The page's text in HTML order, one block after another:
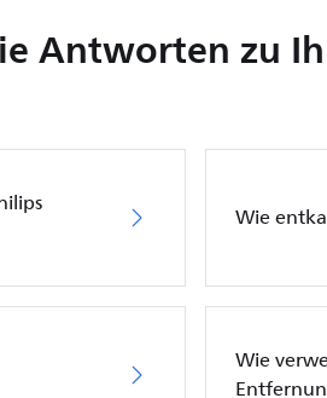
Antworten zu
Wie
Wie